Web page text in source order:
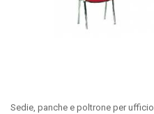
Sedie, panche e poltrone per ufficio